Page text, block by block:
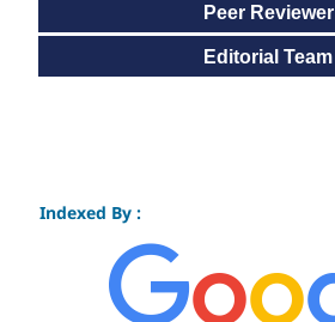
Peer Reviewer
Editorial Team
Indexed By :